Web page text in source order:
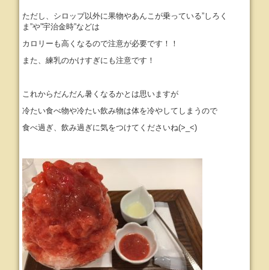
ただし、シロップ以外に果物やあんこが乗っている”しろく
ま”や”宇治金時”などは
カロリーも高くなるので注意が必要です！！
また、練乳のかけすぎにも注意です！
これからだんだん暑くなるかとは思いますが
冷たい食べ物や冷たい飲み物は体を冷やしてしまうので
食べ過ぎ、飲み過ぎに気をつけてくださいね(>_<)